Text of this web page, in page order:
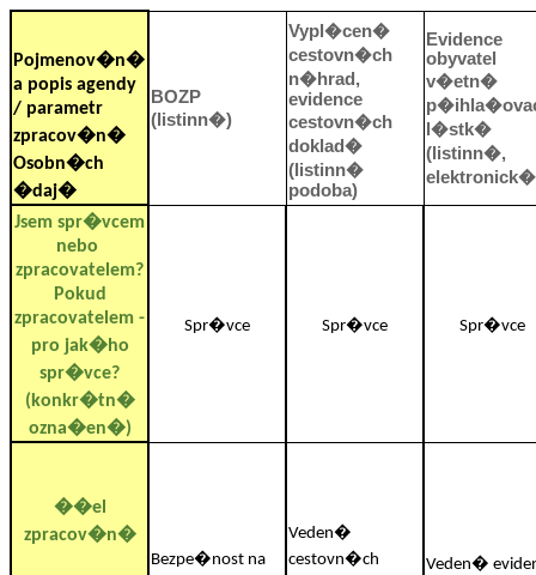
Pojmenov�n�
a popis agendy
/ parametr
zpracov�n�
Osobn�ch
�daj�
BOZP
(listinn�)
Vypl�cen�
cestovn�ch
n�hrad,
evidence
cestovn�ch
doklad�
(listinn�
podoba)
Evidence
obyvatel
v�etn�
l�stk�
(listinn�,
Jsem spr�vcem
nebo
zpracovatelem?
Pokud
zpracovatelem -
pro jak�ho
spr�vce?
(konkr�tn�
ozna�en�)
Spr�vce Spr�vce Spr�vce
��el
zpracov�n�
Bezpe�nost na
Veden�
cestovn�ch
Veden�